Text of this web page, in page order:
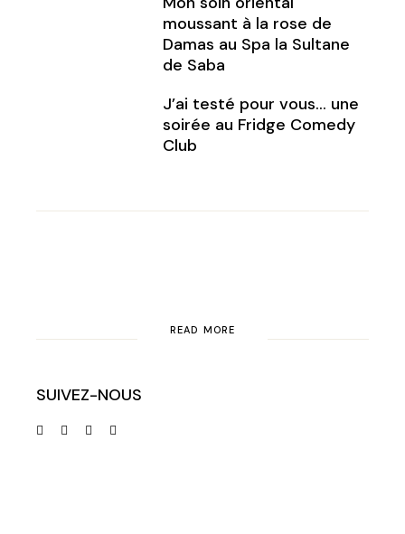
moussant à la rose de
Damas au Spa la Sultane
de Saba
J’ai testé pour vous… une
soirée au Fridge Comedy
Club
READ MORE
SUIVEZ-NOUS